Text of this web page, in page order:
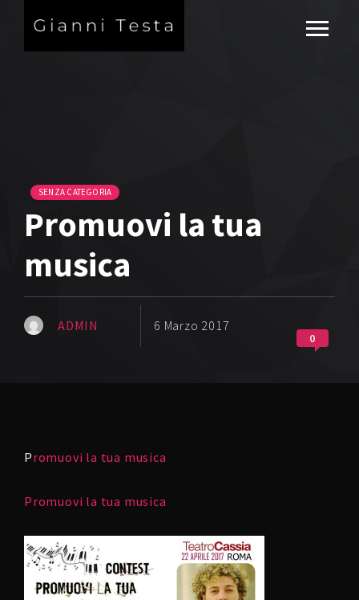
SENZA CATEGORIA
Promuovi la tua
musica
ADMIN 6 Marzo 2017
0
Promuovi la tua musica
Promuovi la tua musica